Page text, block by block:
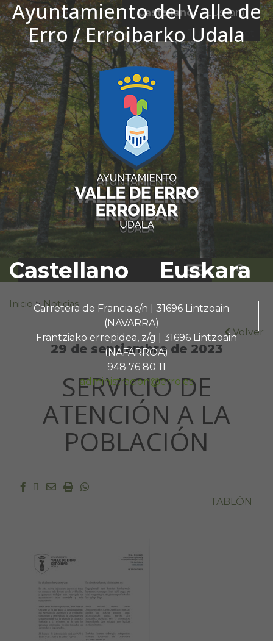
Ayuntamiento del Valle de
Erro / Erroibarko Udala
Castellano Euskara
Carretera de Francia s/n | 31696 Lintzoain
(NAVARRA)
Frantziako errepidea, z/g | 31696 Lintzoain
(NAFARROA)
948 76 80 11
administracion@erro.es
Ir al contenido
Castellano
Euskara
El tiempo - Tutiempo.net
Buscar:
Inicio > Noticias
Volver
29 de septiembre de 2023
SERVICIO DE
ATENCIÓN A LA
POBLACIÓN
Facebook
Twitter
EmailImprimir
Whatsapp
TABLÓN